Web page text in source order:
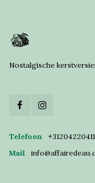
Nostalgische
Telefoon
+31204220411
Mail